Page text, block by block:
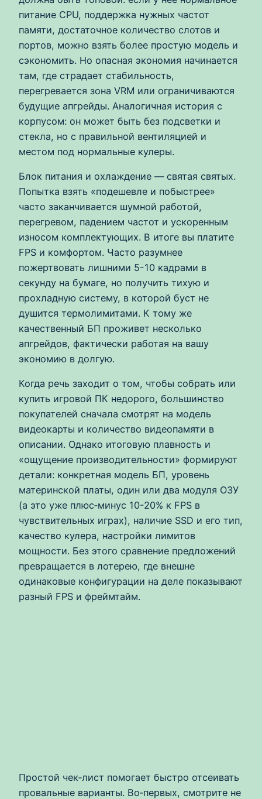
питание CPU, поддержка нужных частот
памяти, достаточное количество слотов и
портов, можно взять более простую модель и
сэкономить. Но опасная экономия начинается
там, где страдает стабильность,
перегревается зона VRM или ограничиваются
будущие апгрейды. Аналогичная история с
корпусом: он может быть без подсветки и
стекла, но с правильной вентиляцией и
местом под нормальные кулеры.
Блок питания и охлаждение — святая святых.
Попытка взять «подешевле и побыстрее»
часто заканчивается шумной работой,
перегревом, падением частот и ускоренным
износом комплектующих. В итоге вы платите
FPS и комфортом. Часто разумнее
пожертвовать лишними 5-10 кадрами в
секунду на бумаге, но получить тихую и
прохладную систему, в которой буст не
душится термолимитами. К тому же
качественный БП проживет несколько
апгрейдов, фактически работая на вашу
экономию в долгую.
Когда речь заходит о том, чтобы собрать или
купить игровой ПК недорого, большинство
покупателей сначала смотрят на модель
видеокарты и количество видеопамяти в
описании. Однако итоговую плавность и
«ощущение производительности» формируют
детали: конкретная модель БП, уровень
материнской платы, один или два модуля ОЗУ
(а это уже плюс‑минус 10-20% к FPS в
чувствительных играх), наличие SSD и его тип,
качество кулера, настройки лимитов
мощности. Без этого сравнение предложений
превращается в лотерею, где внешне
одинаковые конфигурации на деле показывают
разный FPS и фреймтайм.
Простой чек‑лист помогает быстро отсеивать
провальные варианты. Во‑первых, смотрите не